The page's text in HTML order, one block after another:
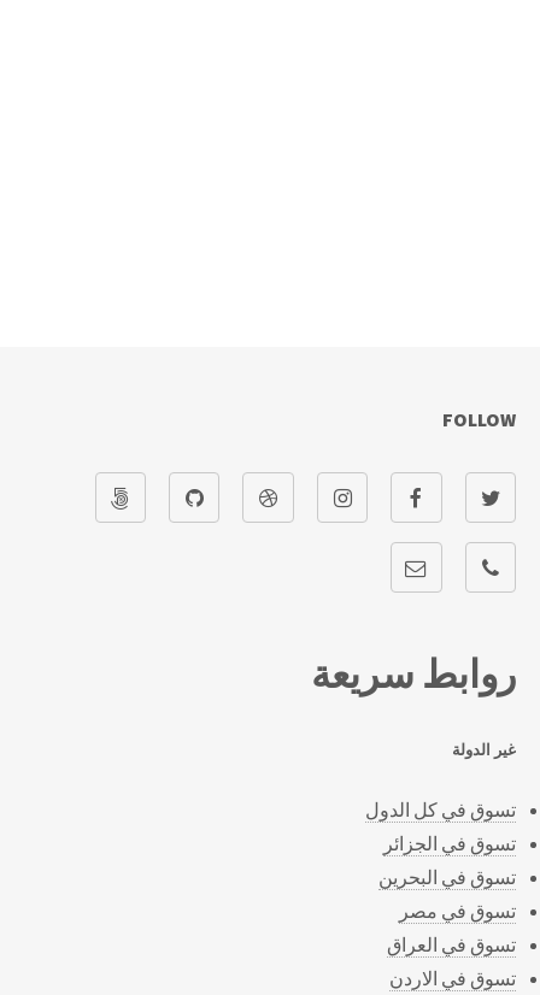
روابط سريعة
غير الدولة
تسوق في كل الدول
تسوق في الجزائر
تسوق في البحرين
تسوق في مصر
تسوق في العراق
تسوق في الاردن
FOLLOW